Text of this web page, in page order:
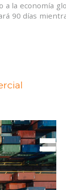
a la economía
90 días